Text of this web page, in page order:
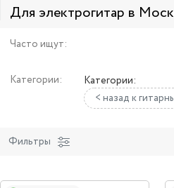
Для электрогитар в
Часто ищут:
Категории:
Категории:
< назад к
Фильтры